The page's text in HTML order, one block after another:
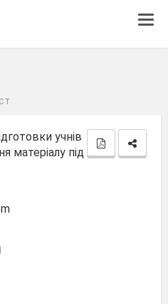
учнів
матеріалу під